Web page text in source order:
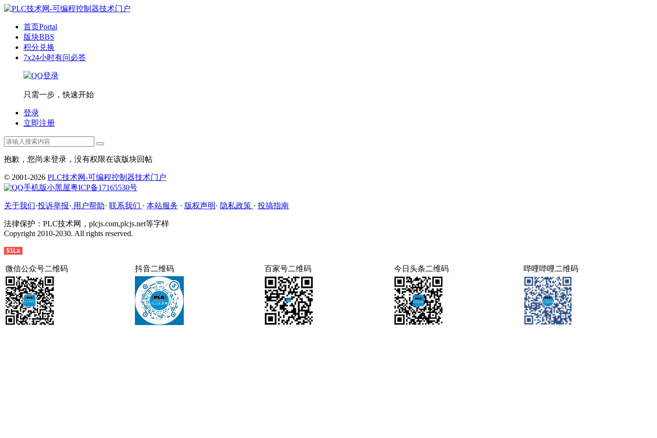
首页Portal
版块BBS
积分兑换
7x24小时有问必答
只需一步，快速开始
登录
立即注册
抱歉，您尚未登录，没有权限在该版块回帖
© 2001-2026 PLC技术网-可编程控制器技术门户
手机版小黑屋粤ICP备17165530号
关于我们·投诉举报· 用户帮助· 联系我们 · 本站服务 · 版权声明· 隐私政策 · 投搞指南
法律保护：PLC技术网，plcjs.com,plcjs.net等字样
Copyright 2010-2030. All rights reserved.
51La
微信公众号二维码 抖音二维码 百家号二维码 今日头条二维码 哔哩哔哩二维码